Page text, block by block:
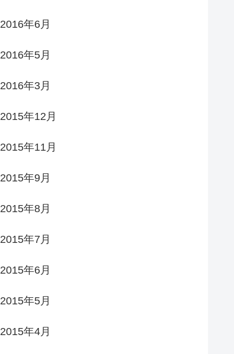
2016年6月
2016年5月
2016年3月
2015年12月
2015年11月
2015年9月
2015年8月
2015年7月
2015年6月
2015年5月
2015年4月